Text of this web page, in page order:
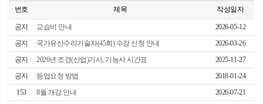
번호 제목 작성일자
공지 교습비 안내
2026-05-12
공지
국가유산수리기술자(45회) 수강 신청 안내
2026-03-26
공지
2026년 조경(산업)기사, 기능사 시간표
2025-11-27
공지
등업요청 방법
2018-01-24
153
8월 개강 안내
2026-07-21